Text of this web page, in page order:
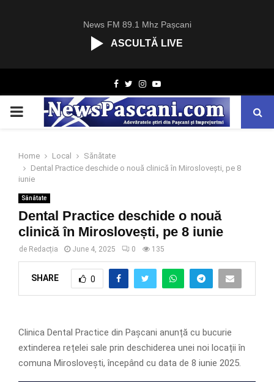
News FM 89.1 Mhz Pașcani
ASCULTĂ LIVE
Facebook
TwitterInstagram
Youtube
PRIMARY
Home Local
Sănătate
Dental Practice deschide o nouă clinică în Miroslovești, pe 8
iunie
Sănătate
Dental Practice deschide o nouă
clinică în Miroslovești, pe 8 iunie
de Redacția June 4, 2025 0 135
SHARE 0
Clinica Dental Practice din Pașcani anunță cu bucurie
extinderea rețelei sale prin deschiderea unei noi locații în
comuna Miroslovești, începând cu data de 8 iunie 2025.